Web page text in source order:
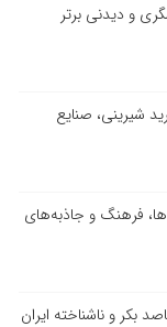
شیرینی، صنایع
فرهنگ و جاذبه‌های
بکر و ناشناخته ایران